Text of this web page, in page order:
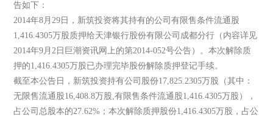
告如下：
2014年8月29日，新筑投资将其持有的公司有限售条件流通股
1,416.4305万股质押给天津银行股份有限公司成都分行（内容详见
2014年9月2日巨潮资讯网上的第2014-052号公告）。本次解除质
押的1,416.4305万股已办理完毕股份解除质押登记手续。
截至本公告日，新筑投资持有公司股份17,825.2305万股（其中：
无限售流通股16,408.8万股,有限售条件流通股1,416.4305万股），
占公司总股本的27.62%；本次解除质押股份1,416.4305万股，占公